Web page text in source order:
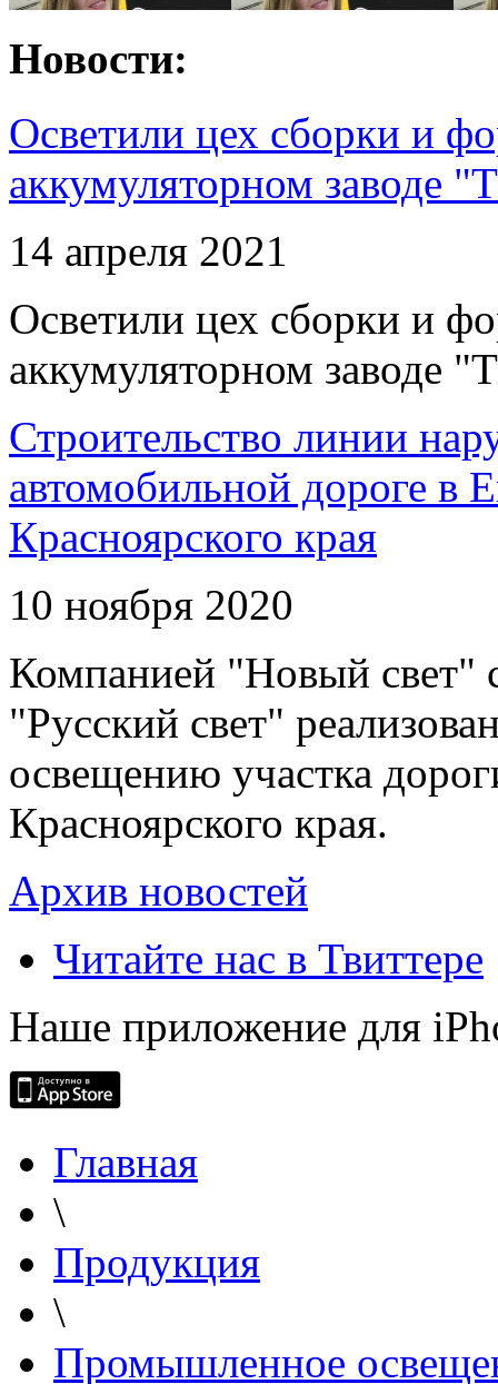
Новости:
Осветили цех сборки и
аккумуляторном заводе
14 апреля 2021
Осветили цех сборки и
аккумуляторном заводе
Строительство линии
автомобильной дороге в
Красноярского края
10 ноября 2020
Компанией "Новый свет"
"Русский свет"
освещению участка
Красноярского края.
Архив новостей
Читайте нас в Твиттере
Наше приложение для
Главная
\
Продукция
\
Промышленное